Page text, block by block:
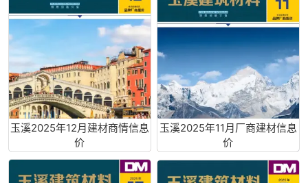
玉溪2025年12月建材商情信息
价
玉溪2025年11月厂商建材信息
价